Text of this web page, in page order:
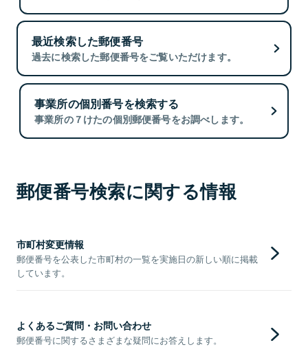
最近検索した郵便番号
過去に検索した郵便番号をご覧いただけます。
事業所の個別番号を検索する
事業所の７けたの個別郵便番号をお調べします。
郵便番号検索に関する情報
市町村変更情報
郵便番号を公表した市町村の一覧を実施日の新しい順に掲載
しています。
よくあるご質問・お問い合わせ
郵便番号に関するさまざまな疑問にお答えします。